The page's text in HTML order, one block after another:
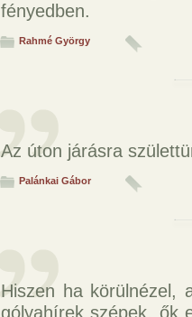
fényedben.
Rahmé György
Az úton járásra
Palánkai Gábor
Hiszen ha körülnézel,
gólyahírek szépek, ők